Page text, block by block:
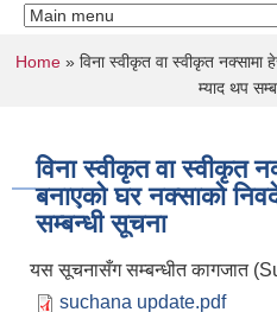
You are here
Home» विना स्वीकृत वा स्वीकृत नक्सामा
म्याद थप
विना स्वीकृत वा स्वीकृत
बनाएको घर नक्साको
सम्बन्धी सूचना
यस सूचनासँग सम्बन्धीत कागजात
suchana update.pdf